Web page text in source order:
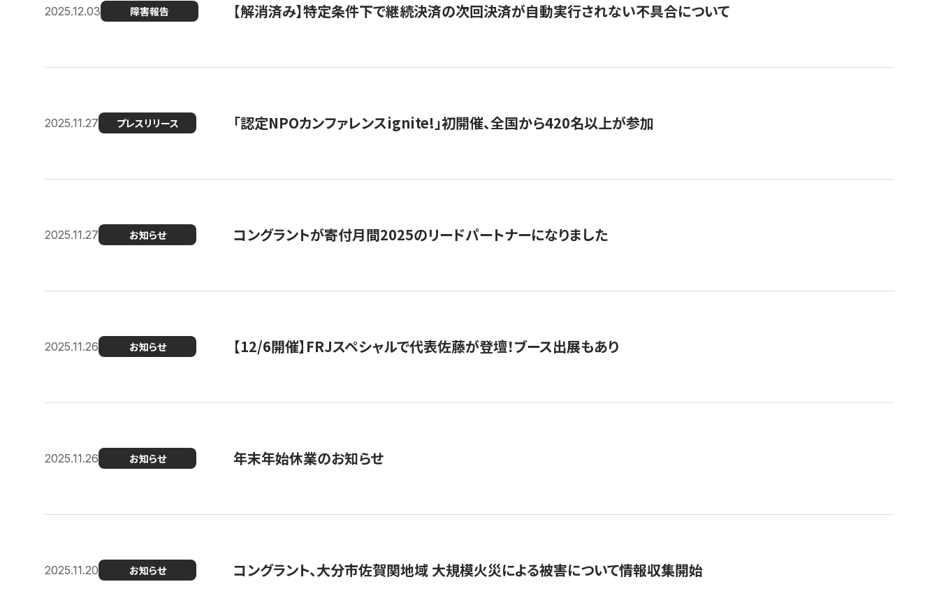
2025.12.03 障害報告 【解消済み】特定条件下で継続決済の次回決済が自動実行されない不具合について
2025.11.27 プレスリリース 「認定NPOカンファレンスignite!」初開催、全国から420名以上が参加
2025.11.27 お知らせ コングラントが寄付月間2025のリードパートナーになりました
2025.11.26 お知らせ 【12/6開催】FRJスペシャルで代表佐藤が登壇！ブース出展もあり
2025.11.26 お知らせ 年末年始休業のお知らせ
2025.11.20 お知らせ コングラント、大分市佐賀関地域 大規模火災による被害について情報収集開始